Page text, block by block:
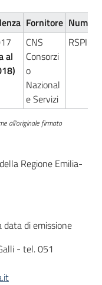
Fornitore
al
CNS
Consorzi
o
Nazional
e Servizi
RSPIC/
all'originale firmato
Regione Emilia-
data di emissione
- tel. 051